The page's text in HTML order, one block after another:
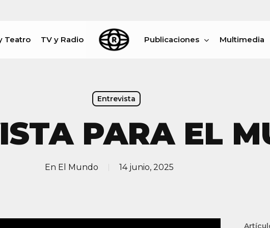
Teatro TV y Radio Publicaciones Multimedia
Entrevista
PARA EL
En El Mundo 14 junio, 2025